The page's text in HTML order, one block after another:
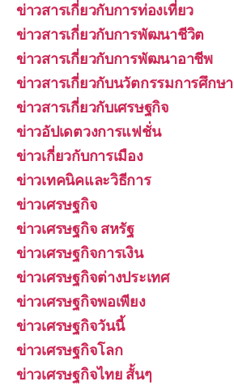
ข่าวสารเกี่ยวกับการท่องเที่ยว
ข่าวสารเกี่ยวกับการพัฒนาชีวิต
ข่าวสารเกี่ยวกับการพัฒนาอาชีพ
ข่าวสารเกี่ยวกับนวัตกรรมการศึกษา
ข่าวสารเกี่ยวกับเศรษฐกิจ
ข่าวอัปเดตวงการแฟชั่น
ข่าวเกี่ยวกับการเมือง
ข่าวเทคนิคและวิธีการ
ข่าวเศรษฐกิจ
ข่าวเศรษฐกิจ สหรัฐ
ข่าวเศรษฐกิจการเงิน
ข่าวเศรษฐกิจต่างประเทศ
ข่าวเศรษฐกิจพอเพียง
ข่าวเศรษฐกิจวันนี้
ข่าวเศรษฐกิจโลก
ข่าวเศรษฐกิจไทย สั้นๆ